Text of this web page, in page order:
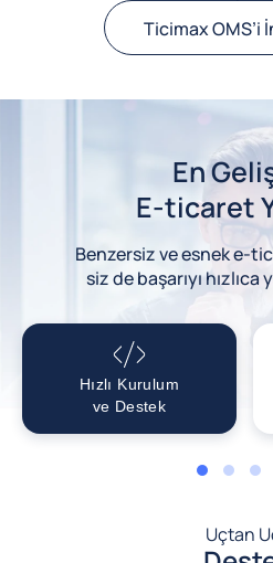
Ticimax OMS’i
En
E-ticaret
Benzersiz ve esnek e-
siz de başarıyı
Hızlı Kurulum
ve Destek
1 2 3
Uçtan